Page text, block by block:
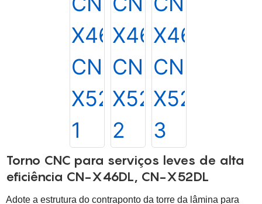
Torno CNC para serviços leves de alta
eficiência CN-X46DL, CN-X52DL
Adote a estrutura do contraponto da torre da lâmina para